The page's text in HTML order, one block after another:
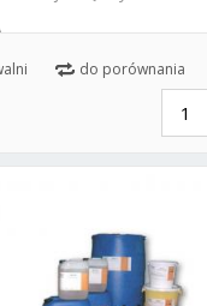
do porównania